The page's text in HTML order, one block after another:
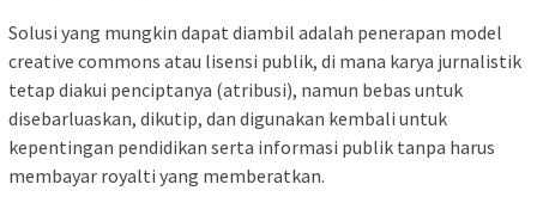
Solusi yang mungkin dapat diambil adalah penerapan model
creative commons atau lisensi publik, di mana karya jurnalistik
tetap diakui penciptanya (atribusi), namun bebas untuk
disebarluaskan, dikutip, dan digunakan kembali untuk
kepentingan pendidikan serta informasi publik tanpa harus
membayar royalti yang memberatkan.